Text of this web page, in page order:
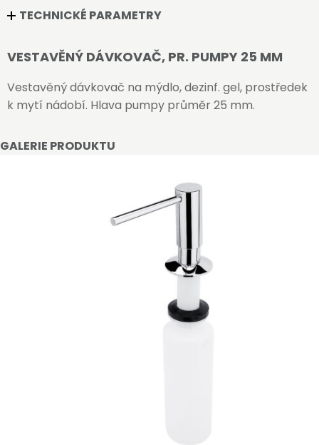
GALERIE PRODUKTU
TECHNICKÉ PARAMETRY
VESTAVĚNÝ DÁVKOVAČ, PR. PUMPY 25 MM
Vestavěný dávkovač na mýdlo, dezinf. gel, prostředek
k mytí nádobí. Hlava pumpy průměr 25 mm.